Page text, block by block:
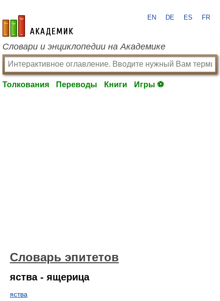
academic.ru
EN DE ES FR
Словари и энциклопедии на Академике
Толкования Переводы Книги Игры ⚽
Словарь эпитетов
яства - ящерица
яства